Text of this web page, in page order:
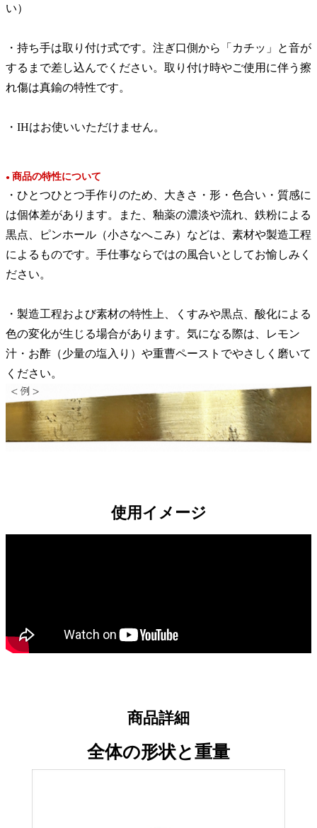
い）
・持ち手は取り付け式です。注ぎ口側から「カチッ」と音が
するまで差し込んでください。取り付け時やご使用に伴う擦
れ傷は真鍮の特性です。
・IHはお使いいただけません。
● 商品の特性について
・ひとつひとつ手作りのため、大きさ・形・色合い・質感に
は個体差があります。また、釉薬の濃淡や流れ、鉄粉による
黒点、ピンホール（小さなへこみ）などは、素材や製造工程
によるものです。手仕事ならではの風合いとしてお愉しみく
ださい。
・製造工程および素材の特性上、くすみや黒点、酸化による
色の変化が生じる場合があります。気になる際は、レモン
汁・お酢（少量の塩入り）や重曹ペーストでやさしく磨いて
ください。
使用イメージ
商品詳細
全体の形状と重量